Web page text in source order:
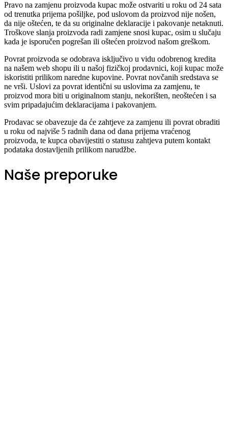
Pravo na zamjenu proizvoda kupac može ostvariti u roku od 24 sata
od trenutka prijema pošiljke, pod uslovom da proizvod nije nošen,
da nije oštećen, te da su originalne deklaracije i pakovanje netaknuti.
Troškove slanja proizvoda radi zamjene snosi kupac, osim u slučaju
kada je isporučen pogrešan ili oštećen proizvod našom greškom.
Povrat proizvoda se odobrava isključivo u vidu odobrenog kredita
na našem web shopu ili u našoj fizičkoj prodavnici, koji kupac može
iskoristiti prilikom naredne kupovine. Povrat novčanih sredstava se
ne vrši. Uslovi za povrat identični su uslovima za zamjenu, te
proizvod mora biti u originalnom stanju, nekorišten, neoštećen i sa
svim pripadajućim deklaracijama i pakovanjem.
Prodavac se obavezuje da će zahtjeve za zamjenu ili povrat obraditi
u roku od najviše 5 radnih dana od dana prijema vraćenog
proizvoda, te kupca obavijestiti o statusu zahtjeva putem kontakt
podataka dostavljenih prilikom narudžbe.
Naše preporuke